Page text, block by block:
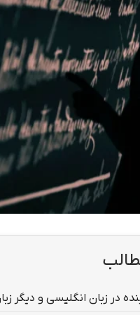
در زبان انگلیسی و دیگر